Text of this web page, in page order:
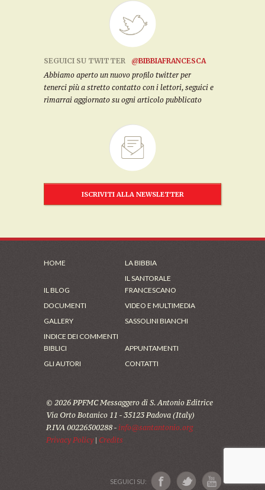
SEGUICI SU TWITTER
@BIBBIAFRANCESCA
Abbiamo aperto un nuovo profilo twitter per
tenerci più a stretto contatto con i lettori, seguici e
rimarrai aggiornato su ogni articolo pubblicato
ISCRIVITI ALLA NEWSLETTER
HOME LA BIBBIA
IL BLOG
IL SANTORALE
FRANCESCANO
DOCUMENTI
VIDEO E MULTIMEDIA
GALLERY
SASSOLINI BIANCHI
INDICE DEI COMMENTI
BIBLICI
APPUNTAMENTI
GLI AUTORI
CONTATTI
© 2026 PPFMC Messaggero di S. Antonio Editrice
Via Orto Botanico 11 - 35123 Padova (Italy)
P.IVA 00226500288 - info@santantonio.org
Privacy Policy| Credits
SEGUICI SU: